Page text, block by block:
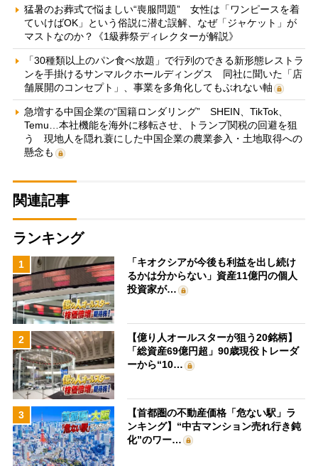
猛暑のお葬式で悩ましい“喪服問題” 女性は「ワンピースを着
ていけばOK」という俗説に潜む誤解、なぜ「ジャケット」が
マストなのか？《1級葬祭ディレクターが解説》
「30種類以上のパン食べ放題」で行列のできる新形態レストラ
ンを手掛けるサンマルクホールディングス 同社に聞いた「店
舗展開のコンセプト」、事業を多角化してもぶれない軸
急増する中国企業の“国籍ロンダリング” SHEIN、TikTok、
Temu…本社機能を海外に移転させ、トランプ関税の回避を狙
う 現地人を隠れ蓑にした中国企業の農業参入・土地取得への
懸念も
関連記事
ランキング
1
「キオクシアが今後も利益を出し続け
るかは分からない」資産11億円の個人
投資家が…
2
【億り人オールスターが狙う20銘柄】
「総資産69億円超」90歳現役トレーダ
ーから“10…
3
【首都圏の不動産価格「危ない駅」ラ
ンキング】“中古マンション売れ行き鈍
化”のワー…